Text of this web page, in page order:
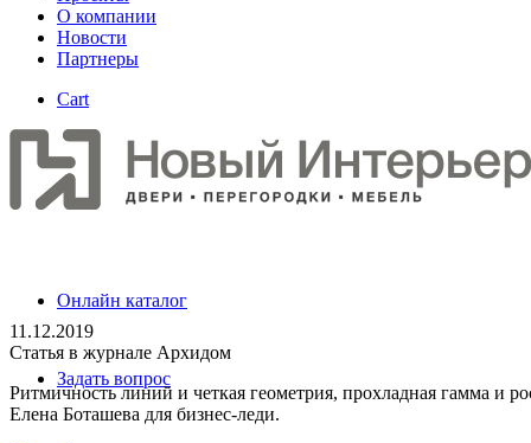
О компании
Новости
Партнеры
Cart
Онлайн каталог
Задать вопрос
11.12.2019
Статья в журнале Архидом
Ритмичность линий и четкая геометрия, прохладная гамма и
Елена Боташева для бизнес-леди.